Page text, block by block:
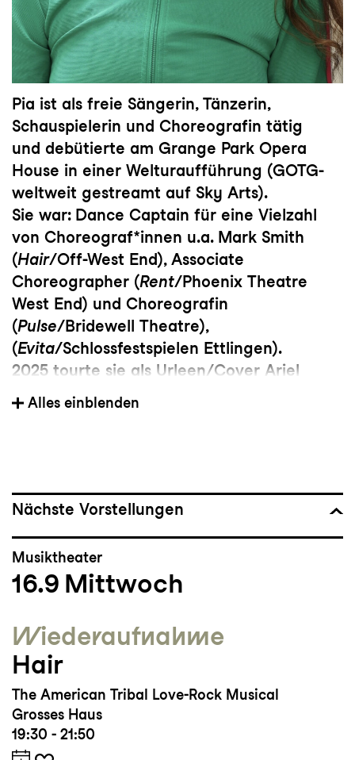
Pia ist als freie Sängerin, Tänzerin,
Schauspielerin und Choreografin tätig
und debütierte am Grange Park Opera
House in einer Welturaufführung (GOTG-
weltweit gestreamt auf Sky Arts).
Sie war: Dance Captain für eine Vielzahl
von Choreograf*innen u.a. Mark Smith
(Hair/Off-West End), Associate
Choreographer (Rent/Phoenix Theatre
West End) und Choreografin
(Pulse/Bridewell Theatre),
(Evita/Schlossfestspielen Ettlingen).
2025 tourte sie als Urleen/Cover Ariel
Moore ( Footloose
Onstage Swing (
Musical Theaterpreis, Leicester Square
Ceremony etc.
Alles einblenden
Nächste Vorstellungen
Musiktheater
16.9 Mittwoch
Wieder­aufnahme
Hair
The American Tribal Love-Rock Musical
Grosses Haus
19:30 - 21:50